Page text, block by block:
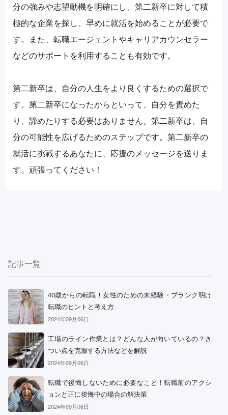
分の強みや志望動機を明確にし、第二新卒に対して積
極的な企業を探し、早めに就活を始めることが必要で
す。また、転職エージェントやキャリアカウンセラー
などのサポートを利用することも有効です。
第二新卒は、自分の人生をより良くするための選択で
す。第二新卒になったからといって、自分を責めた
り、諦めたりする必要はありません。第二新卒は、自
分の可能性を広げるためのステップです。第二新卒の
就活に挑戦するあなたに、応援のメッセージを送りま
す。頑張ってください！
記事一覧
40歳からの転職！女性のための未経験・ブランク明け
転職のヒントと考え方
2024年09月06日
工場のライン作業とは？どんな人が向いているの？き
つい点を克服する方法などを解説
2024年09月06日
転職で後悔しないために必要なこと！転職前のアクシ
ョンと正に後悔中の場合の解決策
2024年09月06日